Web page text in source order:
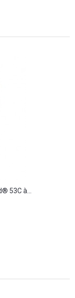
53C à...